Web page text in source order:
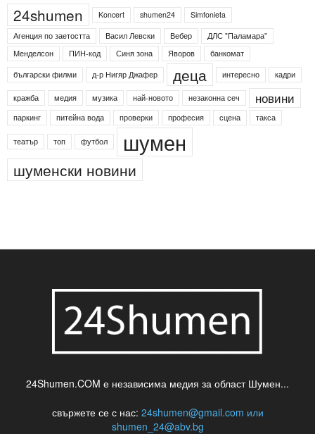
24shumen Koncert shumen24
Simfonieta
Агенция по заетостта
Васил Левски Вебер
ДЛС "Паламара"
Менделсон
ПИН-код Синя зона Яворов
банкомат
български филми
д-р Нигяр Джафер деца интересно кадри
кражба медия музика най-новото незаконна сеч новини
паркинг питейна вода проверки професия сцена такса
театър топ футбол шумен
шуменски новини
24Shumen.COM е независима медия за област Шумен...
свържете се с нас: 24shumen@gmail.com или
shumen_24@abv.bg